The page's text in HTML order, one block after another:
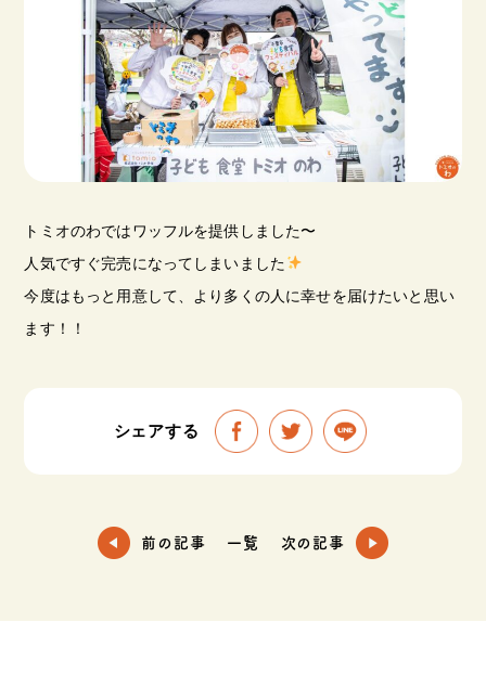
トミオのわではワッフルを提供しました〜
人気ですぐ完売になってしまいました
今度はもっと用意して、より多くの人に幸せを届けたいと思い
ます！！
シェアする
前の記事 一覧 次の記事